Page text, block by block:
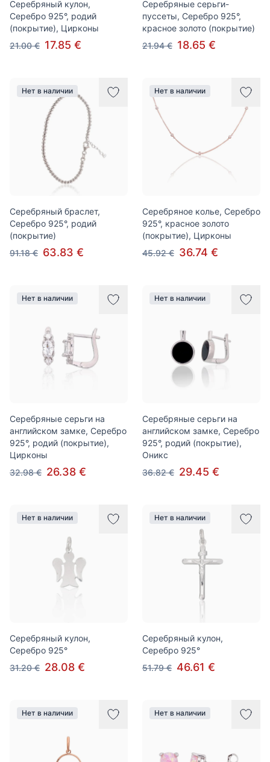
Серебряный кулон,
Серебро 925°, родий
(покрытие), Цирконы
21.00 € 17.85 €
Серебряные серьги-
пуссеты, Серебро 925°,
красное золото (покрытие)
21.94 € 18.65 €
Нет в наличии
Серебряный браслет,
Серебро 925°, родий
(покрытие)
91.18 € 63.83 €
Нет в наличии
Серебряное колье, Серебро
925°, красное золото
(покрытие), Цирконы
45.92 € 36.74 €
Нет в наличии
Серебряные серьги на
английском замке, Серебро
925°, родий (покрытие),
Цирконы
32.98 € 26.38 €
Нет в наличии
Серебряные серьги на
английском замке, Серебро
925°, родий (покрытие),
Оникс
36.82 € 29.45 €
Нет в наличии
Серебряный кулон,
Серебро 925°
31.20 € 28.08 €
Нет в наличии
Серебряный кулон,
Серебро 925°
51.79 € 46.61 €
Нет в наличии Нет в наличии